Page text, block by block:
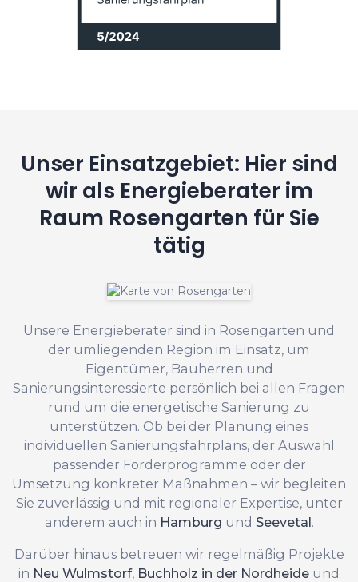
Unser Einsatzgebiet: Hier sind
wir als Energieberater im
Raum Rosengarten für Sie
tätig
Unsere Energieberater sind in Rosengarten und
der umliegenden Region im Einsatz, um
Eigentümer, Bauherren und
Sanierungsinteressierte persönlich bei allen Fragen
rund um die energetische Sanierung zu
unterstützen. Ob bei der Planung eines
individuellen Sanierungsfahrplans, der Auswahl
passender Förderprogramme oder der
Umsetzung konkreter Maßnahmen – wir begleiten
Sie zuverlässig und mit regionaler Expertise, unter
anderem auch in Hamburg und Seevetal.
Darüber hinaus betreuen wir regelmäßig Projekte
in Neu Wulmstorf, Buchholz in der Nordheide und